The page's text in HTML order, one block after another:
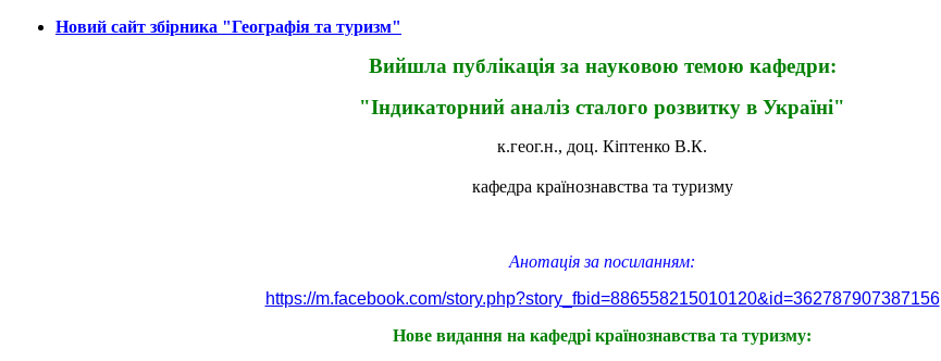
Новий сайт збірника "Географія та туризм"
Вийшла публікація за науковою темою кафедри:
"Індикаторний аналіз сталого розвитку в Україні"
к.геог.н., доц. Кіптенко В.К.
кафедра країнознавства та туризму
Анотація за посиланням:
https://m.facebook.com/story.php?story_fbid=886558215010120&id=362787907387156
Нове видання на кафедрі країнознавства та туризму: